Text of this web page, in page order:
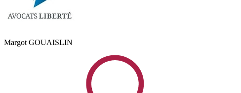
Margot GOUAISLIN